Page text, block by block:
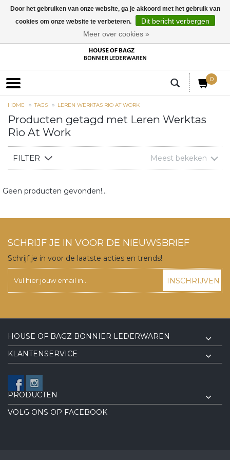
0
HOME TAGS LEREN WERKTAS RIO AT WORK
Producten getagd met Leren Werktas
Rio At Work
FILTER Meest bekeken
Geen producten gevonden!...
SCHRIJF JE IN VOOR DE NIEUWSBRIEF
Schrijf je in voor de laatste acties en trends!
INSCHRIJVEN
HOUSE OF BAGZ BONNIER LEDERWAREN
KLANTENSERVICE
PRODUCTEN
VOLG ONS OP FACEBOOK
Door het gebruiken van onze website, ga je akkoord met het gebruik van
cookies om onze website te verbeteren.
Dit bericht verbergen
Meer over cookies »